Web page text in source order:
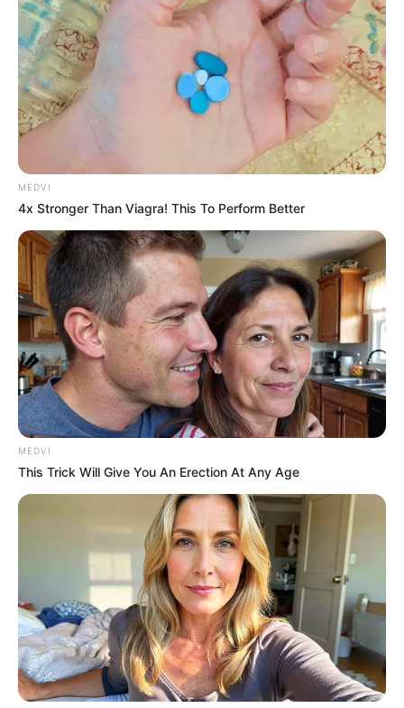
MEDVI
4x Stronger Than Viagra! This To Perform Better
MEDVI
This Trick Will Give You An Erection At Any Age